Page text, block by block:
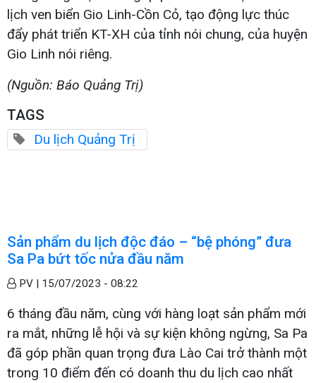
lịch ven biển Gio Linh-Cồn Cỏ, tạo động lực thúc
đẩy phát triển KT-XH của tỉnh nói chung, của huyện
Gio Linh nói riêng.
(Nguồn: Báo Quảng Trị)
TAGS
Du lịch Quảng Trị
Sản phẩm du lịch độc đáo – “bệ phóng” đưa
Sa Pa bứt tốc nửa đầu năm
PV | 15/07/2023 - 08:22
6 tháng đầu năm, cùng với hàng loạt sản phẩm mới
ra mắt, những lễ hội và sự kiện không ngừng, Sa Pa
đã góp phần quan trọng đưa Lào Cai trở thành một
trong 10 điểm đến có doanh thu du lịch cao nhất